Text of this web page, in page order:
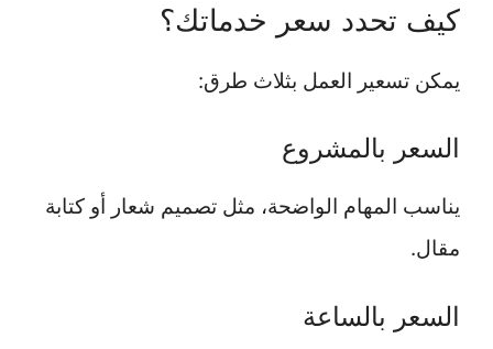
كيف تحدد سعر خدماتك؟
يمكن تسعير العمل بثلاث طرق:
السعر بالمشروع
يناسب المهام الواضحة، مثل تصميم شعار أو كتابة
مقال.
السعر بالساعة